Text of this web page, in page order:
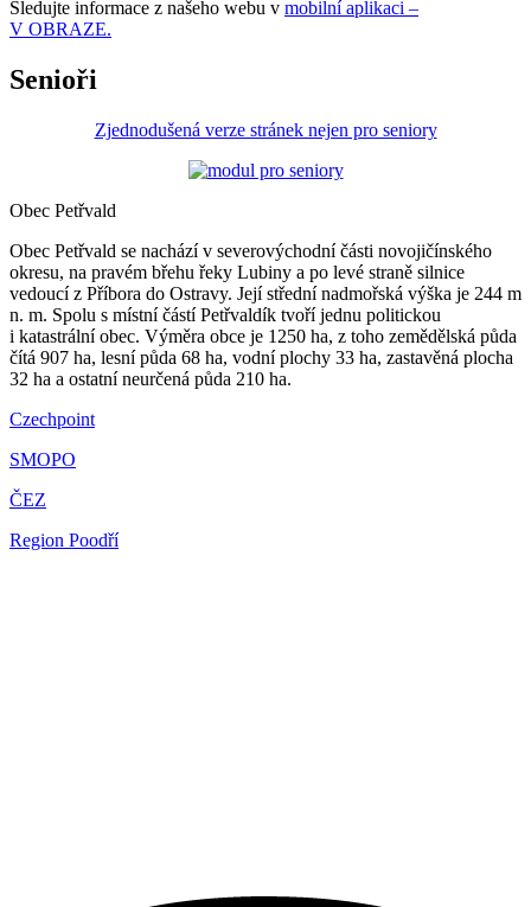
Sledujte informace z našeho webu v mobilní aplikaci –
V OBRAZE.
Senioři
Zjednodušená verze stránek nejen pro seniory
Obec Petřvald
Obec Petřvald se nachází v severovýchodní části novojičínského
okresu, na pravém břehu řeky Lubiny a po levé straně silnice
vedoucí z Příbora do Ostravy. Její střední nadmořská výška je 244 m
n. m. Spolu s místní částí Petřvaldík tvoří jednu politickou
i katastrální obec. Výměra obce je 1250 ha, z toho zemědělská půda
čítá 907 ha, lesní půda 68 ha, vodní plochy 33 ha, zastavěná plocha
32 ha a ostatní neurčená půda 210 ha.
Czechpoint
SMOPO
ČEZ
Region Poodří